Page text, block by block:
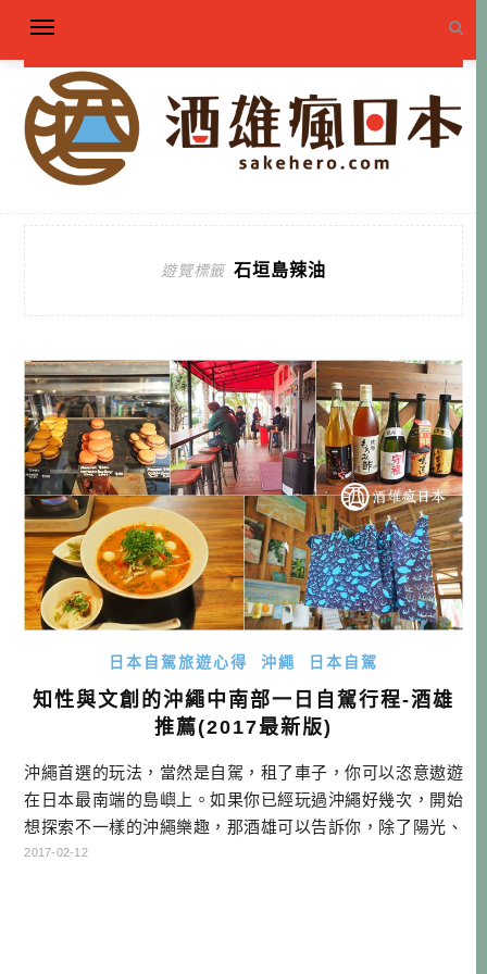
遊覽標籤 石垣島辣油
日本自駕旅遊心得 沖繩 日本自駕
知性與文創的沖繩中南部一日自駕行程-酒雄
推薦(2017最新版)
沖繩首選的玩法，當然是自駕，租了車子，你可以恣意遨遊
在日本最南端的島嶼上。如果你已經玩過沖繩好幾次，開始
想探索不一樣的沖繩樂趣，那酒雄可以告訴你，除了陽光、
沙灘、比基尼、漁港與水族館之外，沖繩還有很多有趣的人
2017-02-12